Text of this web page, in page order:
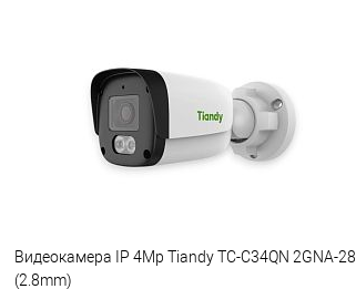
Купить в 1 клик
В избранное
В наличии
Видеокамера IP 4Mp Tiandy TC-C34QN 2GNA-28
(2.8mm)